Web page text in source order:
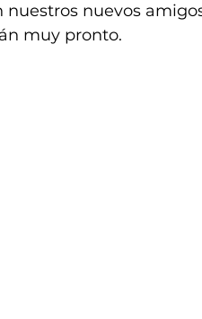
nuevos
muy pronto.